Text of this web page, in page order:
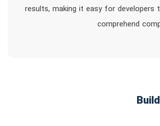
results, making it easy for developers
comprehend